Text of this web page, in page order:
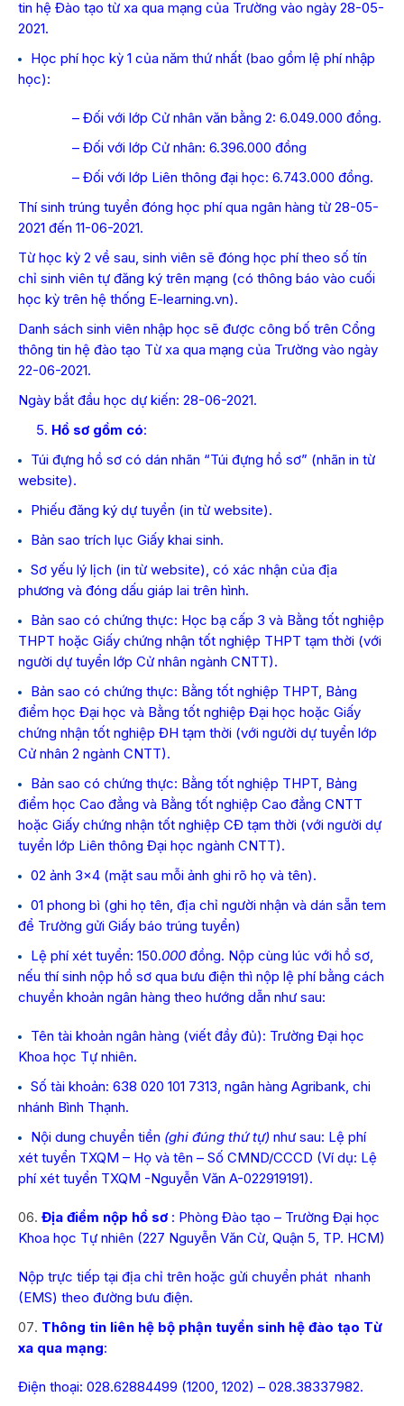
tin hệ Đào tạo từ xa qua mạng của Trường vào ngày 28-05-
2021.
Học phí học kỳ 1 của năm thứ nhất (bao gồm lệ phí nhập
học):
– Đối với lớp Cử nhân văn bằng 2: 6.049.000 đồng.
– Đối với lớp Cử nhân: 6.396.000 đồng
– Đối với lớp Liên thông đại học: 6.743.000 đồng.
Thí sinh trúng tuyển đóng học phí qua ngân hàng từ 28-05-
2021 đến 11-06-2021.
Từ học kỳ 2 về sau, sinh viên sẽ đóng học phí theo số tín
chỉ sinh viên tự đăng ký trên mạng (có thông báo vào cuối
học kỳ trên hệ thống E-learning.vn).
Danh sách sinh viên nhập học sẽ được công bố trên Cổng
thông tin hệ đào tạo Từ xa qua mạng của Trường vào ngày
22-06-2021.
Ngày bắt đầu học dự kiến: 28-06-2021.
5. Hồ sơ gồm có:
Túi đựng hồ sơ có dán nhãn “Túi đựng hồ sơ” (nhãn in từ
website).
Phiếu đăng ký dự tuyển (in từ website).
Bản sao trích lục Giấy khai sinh.
Sơ yếu lý lịch (in từ website), có xác nhận của địa
phương và đóng dấu giáp lai trên hình.
Bản sao có chứng thực: Học bạ cấp 3 và Bằng tốt nghiệp
THPT hoặc Giấy chứng nhận tốt nghiệp THPT tạm thời (với
người dự tuyển lớp Cử nhân ngành CNTT).
Bản sao có chứng thực: Bằng tốt nghiệp THPT, Bảng
điểm học Đại học và Bằng tốt nghiệp Đại học hoặc Giấy
chứng nhận tốt nghiệp ĐH tạm thời (với người dự tuyển lớp
Cử nhân 2 ngành CNTT).
Bản sao có chứng thực: Bằng tốt nghiệp THPT, Bảng
điểm học Cao đẳng và Bằng tốt nghiệp Cao đẳng CNTT
hoặc Giấy chứng nhận tốt nghiệp CĐ tạm thời (với người dự
tuyển lớp Liên thông Đại học ngành CNTT).
02 ảnh 3×4 (mặt sau mỗi ảnh ghi rõ họ và tên).
01 phong bì (ghi họ tên, địa chỉ người nhận và dán sẵn tem
để Trường gửi Giấy báo trúng tuyển)
Lệ phí xét tuyển: 150.000 đồng. Nộp cùng lúc với hồ sơ,
nếu thí sinh nộp hồ sơ qua bưu điện thì nộp lệ phí bằng cách
chuyển khoản ngân hàng theo hướng dẫn như sau:
Tên tài khoản ngân hàng (viết đầy đủ): Trường Đại học
Khoa học Tự nhiên.
Số tài khoản: 638 020 101 7313, ngân hàng Agribank, chi
nhánh Bình Thạnh.
Nội dung chuyển tiền (ghi đúng thứ tự) như sau: Lệ phí
xét tuyển TXQM – Họ và tên – Số CMND/CCCD (Ví dụ: Lệ
phí xét tuyển TXQM -Nguyễn Văn A-022919191).
Địa điểm nộp hồ sơ : Phòng Đào tạo – Trường Đại học
Khoa học Tự nhiên (227 Nguyễn Văn Cừ, Quận 5, TP. HCM)
Nộp trực tiếp tại địa chỉ trên hoặc gửi chuyển phát nhanh
(EMS) theo đường bưu điện.
Thông tin liên hệ bộ phận tuyển sinh hệ đào tạo Từ
xa qua mạng:
Điện thoại: 028.62884499 (1200, 1202) – 028.38337982.